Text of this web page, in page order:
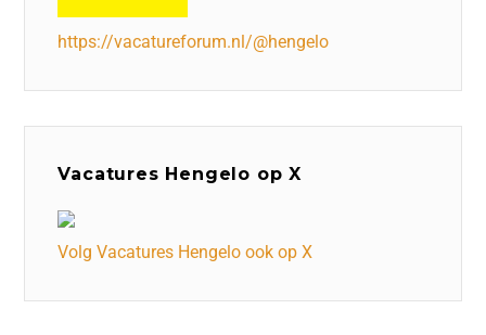
https://vacatureforum.nl/@hengelo
Vacatures Hengelo op X
Volg Vacatures Hengelo ook op X